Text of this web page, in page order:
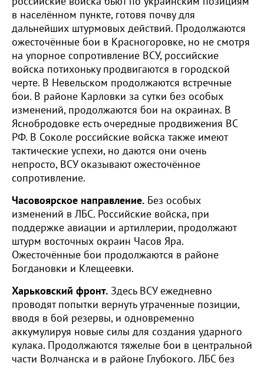
в населённом пункте, готовя почву для
дальнейших штурмовых действий. Продолжаются
ожесточённые бои в Красногоровке, но не смотря
на упорное сопротивление ВСУ, российские
войска потихоньку продвигаются в городской
черте. В Невельском продолжаются встречные
бои. В районе Карловки за сутки без особых
изменений, продолжаются бои на окраинах. В
Яснобродовке есть очередные продвижения ВС
РФ. В Соколе российские войска также имеют
тактические успехи, но даются они очень
непросто, ВСУ оказывают ожесточённое
сопротивление.
Часовоярское направление. Без особых
изменений в ЛБС. Российские войска, при
поддержке авиации и артиллерии, продолжают
штурм восточных окраин Часов Яра.
Ожесточённые бои продолжаются в районе
Богдановки и Клещеевки.
Харьковский фронт. Здесь ВСУ ежедневно
проводят попытки вернуть утраченные позиции,
вводя в бой резервы, и одновременно
аккумулируя новые силы для создания ударного
кулака. Продолжаются тяжелые бои в центральной
части Волчанска и в районе Глубокого. ЛБС без